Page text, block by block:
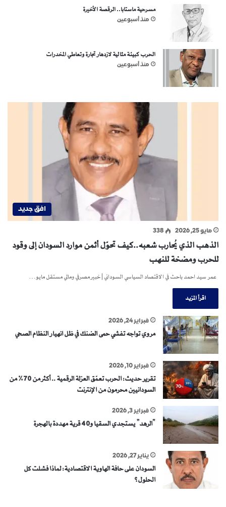
مسرحية ماستابا.. الرقصة الأخيرة
منذ أسبوعين
الحرب كبيئة مثالية لازدهار تجارة وتعاطي المخدرات
منذ أسبوعين
افق جديد
مايو 25, 2026 338
الذهب الذي يُحارب شعبه..كيف تحوّل أثمن موارد السودان إلى وقود
للحرب ومضخة للنهب
عمر سيد احمد باحث في الاقتصاد السياسي السوداني | خبير مصرفي ومالي مستقل مايو…
اقرأ المزيد
فبراير 24, 2026
مروي تواجه تفشي حمى الضنك في ظل انهيار النظام الصحي
فبراير 10, 2026
تقرير حديث: الحرب تعمّق العزلة الرقمية .. أكثر من 70% من
السودانيين محرمون من الإنترنت
فبراير 3, 2026
“الرهد” يستجدي السقيا و40 قرية مهددة بالهجرة
يناير 27, 2026
السودان على حافة الهاوية الاقتصادية: لماذا فشلت كل
الحلول؟